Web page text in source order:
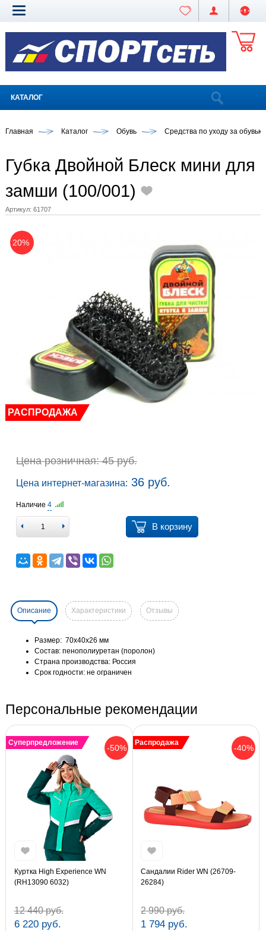
КАТАЛОГ
Главная Каталог Обувь Средства по уходу за обувью
Губка Двойной Блеск мини для
замши (100/001)
Артикул: 61707
20%
РАСПРОДАЖА
Цена розничная: 45 руб.
Цена интернет-магазина: 36 руб.
Наличие 4
В корзину
Описание Характеристики Отзывы
Размер: 70х40х26 мм
Состав: пенополиуретан (поролон)
Страна производства: Россия
Срок годности: не ограничен
Персональные рекомендации
-50%
Суперпредложение
Куртка High Experience WN
(RH13090 6032)
12 440 руб.
6 220 руб.
-40%
Распродажа
Сандалии Rider WN (26709-
26284)
2 990 руб.
1 794 руб.